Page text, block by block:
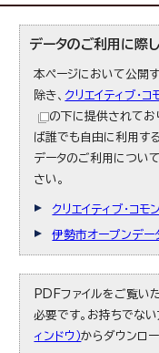
データのご利用に際
本ページにおいて公開
除き、 クリエイティブ・
の下に提供されてお
ば誰でも自由に利用す
データのご利用につい
さい。
クリエイティブ・コモ
伊勢市オープンデー
PDFファイルをご覧いた
必要です。お持ちでな
ィンドウ）からダウンロー